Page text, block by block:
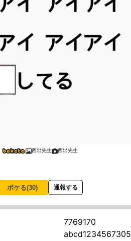
西出先生 西出先生
ボケる(30) 通報する
7769170
abcd1234567305